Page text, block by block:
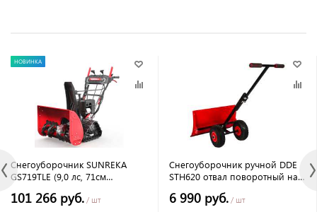
НОВИНКА
Снегоуборочник SUNREKA
GS719TLE (9,0 лс, 71см
гарантия
101 266 руб. / шт
Снегоуборочник ручной DDE
STH620 отвал поворотный на
6 990 руб. / шт